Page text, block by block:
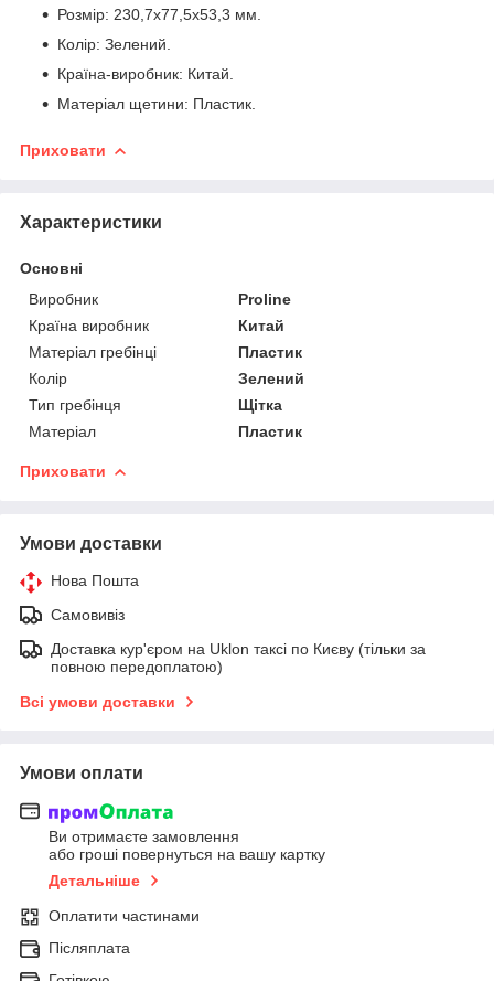
Розмір: 230,7х77,5х53,3 мм.
Колір: Зелений.
Країна-виробник: Китай.
Матеріал щетини: Пластик.
Приховати
Характеристики
Основні
Виробник
Proline
Країна виробник
Китай
Матеріал гребінці
Пластик
Колір
Зелений
Тип гребінця
Щітка
Матеріал
Пластик
Приховати
Умови доставки
Нова Пошта
Самовивіз
Доставка кур'єром на Uklon таксі по Києву (тільки за
повною передоплатою)
Всі умови доставки
Умови оплати
Ви отримаєте замовлення
або гроші повернуться на вашу картку
Детальніше
Оплатити частинами
Післяплата